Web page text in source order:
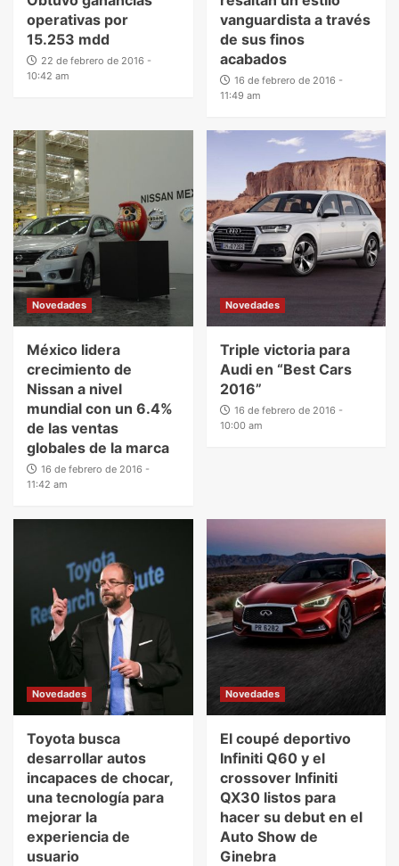
operativas por
15.253 mdd
22 de febrero de 2016 -
10:42 am
vanguardista a través
de sus finos
acabados
16 de febrero de 2016 -
11:49 am
Novedades
México lidera
crecimiento de
Nissan a nivel
mundial con un 6.4%
de las ventas
globales de la marca
16 de febrero de 2016 -
11:42 am
Novedades
Triple victoria para
Audi en “Best Cars
2016”
16 de febrero de 2016 -
10:00 am
Novedades
Toyota busca
desarrollar autos
incapaces de chocar,
una tecnología para
mejorar la
experiencia de
usuario
Novedades
El coupé deportivo
Infiniti Q60 y el
crossover Infiniti
QX30 listos para
hacer su debut en el
Auto Show de
Ginebra